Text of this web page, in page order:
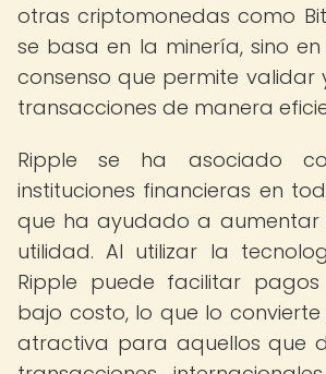
otras criptomonedas como
se basa en la minería, sino
consenso que permite validar
transacciones de manera
Ripple se ha asociado
instituciones financieras en
que ha ayudado a aumentar
utilidad. Al utilizar la
Ripple puede facilitar
bajo costo, lo que lo
atractiva para aquellos que